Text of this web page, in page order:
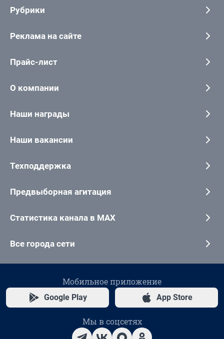
Рубрики
Реклама на сайте
Прайс-лист
О компании
Наши награды
Наши вакансии
Техподдержка
Предвыборная агитация
Статистика канала в MAX
Все города сети
Мобильное приложение
Google Play App Store
Мы в соцсетях